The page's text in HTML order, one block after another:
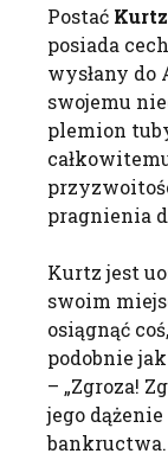
Postać
posiada
wysłany do
swojemu
plemion
pragnienia
Kurtz jest
swoim
osiągnąć
podobnie
– „Zgroza!
jego
bankructwa.